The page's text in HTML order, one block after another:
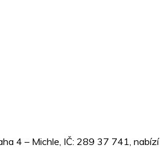
4 – Michle, IČ: 289 37 741,